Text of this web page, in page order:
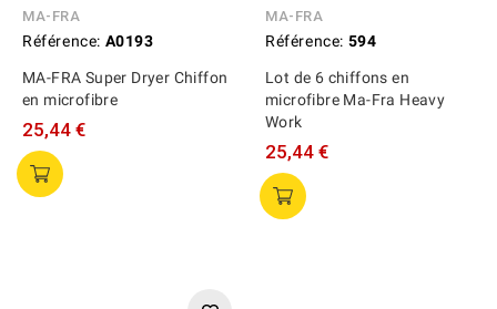
MA-FRA
Référence: A0193
MA-FRA Super Dryer Chiffon
en microfibre
25,44 €
MA-FRA
Référence: 594
Lot de 6 chiffons en
microfibre Ma-Fra Heavy
Work
25,44 €